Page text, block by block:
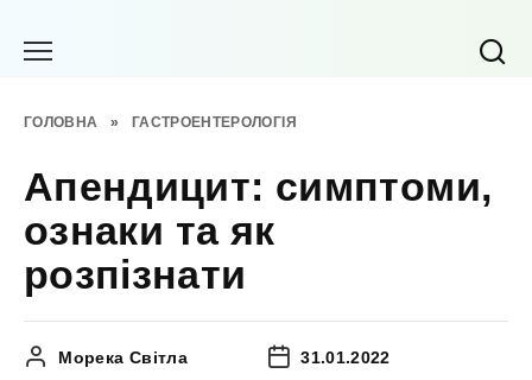
ГОЛОВНА » ГАСТРОЕНТЕРОЛОГІЯ
Апендицит: симптоми,
ознаки та як
розпізнати
Морека Світла 31.01.2022